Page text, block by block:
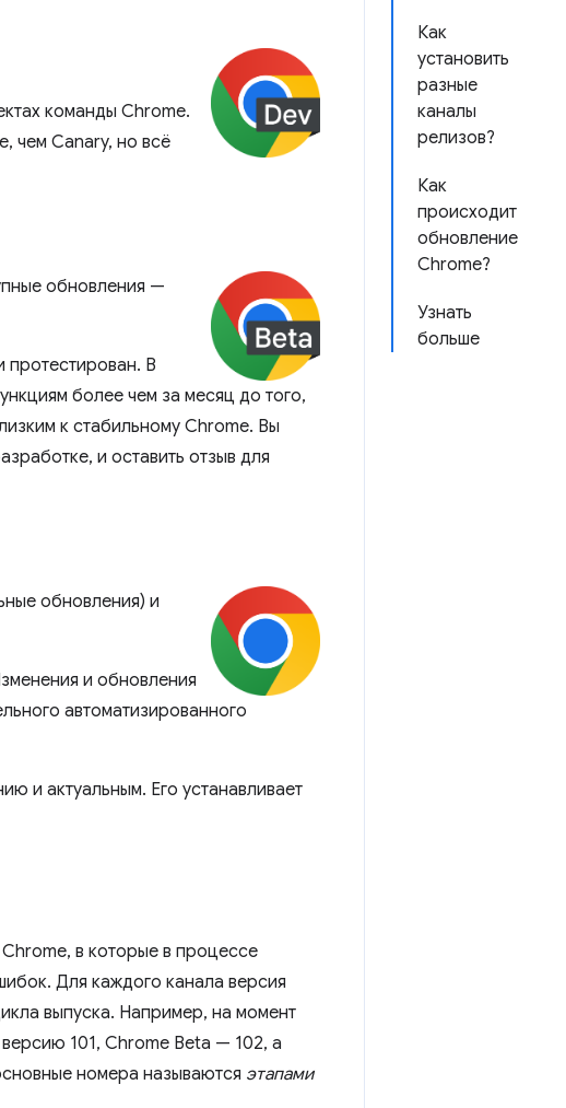
Как
установить
разные
каналы
релизов?
Как
происходит
обновление
Chrome?
Узнать
больше
команды Chrome.
чем Canary, но всё
обновления —
протестирован. В
более чем за месяц до того,
к стабильному Chrome. Вы
и оставить отзыв для
обновления) и
и обновления
автоматизированного
и актуальным. Его устанавливает
в которые в процессе
Для каждого канала версия
выпуска. Например, на момент
101, Chrome Beta — 102, а
номера называются этапами